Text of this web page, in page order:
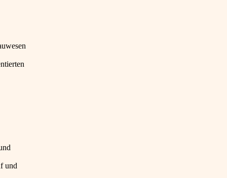
und